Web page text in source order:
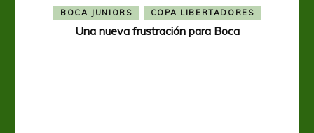
BOCA JUNIORS COPA LIBERTADORES
Una nueva frustración para Boca